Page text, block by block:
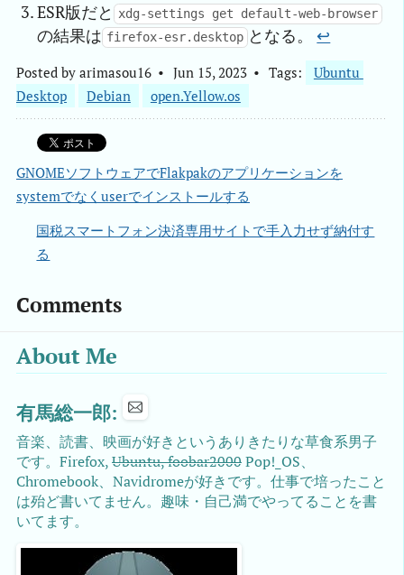
ESR版だと
xdg-settings get default-web-browser
の結果は firefox-esr.desktop となる。↩︎
Posted by arimasou16 Jun 15, 2023 Tags:
Ubuntu
Desktop
Debian open.Yellow.os
GNOMEソフトウェアでFlakpakのアプリケーションを
systemでなくuserでインストールする
国税スマートフォン決済専用サイトで手入力せず納付す
る
Comments
About Me
有馬総一郎:
音楽、読書、映画が好きというありきたりな草食系男子
です。Firefox,Ubuntu, foobar2000Pop!_OS、
Chromebook、Navidromeが好きです。仕事で培ったこと
は殆ど書いてません。趣味・自己満でやってることを書
いてます。